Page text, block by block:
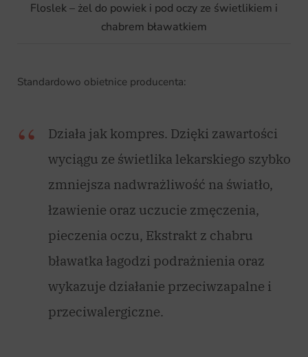
Floslek – żel do powiek i pod oczy ze świetlikiem i
chabrem bławatkiem
Standardowo obietnice producenta:
Działa jak kompres. Dzięki zawartości
wyciągu ze świetlika lekarskiego szybko
zmniejsza nadwrażliwość na światło,
łzawienie oraz uczucie zmęczenia,
pieczenia oczu, Ekstrakt z chabru
bławatka łagodzi podrażnienia oraz
wykazuje działanie przeciwzapalne i
przeciwalergiczne.